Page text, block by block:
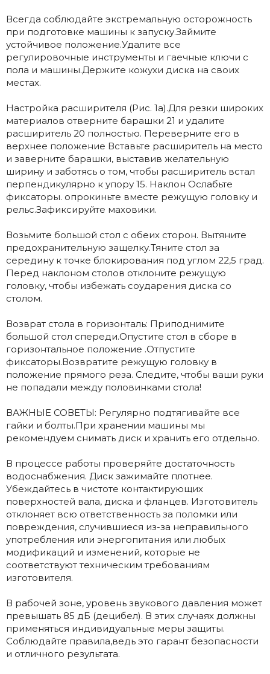
Всегда соблюдайте экстремальную осторожность
при подготовке машины к запуску.Займите
устойчивое положение.Удалите все
регулировочные инструменты и гаечные ключи с
пола и машины.Держите кожухи диска на своих
местах.
Настройка расширителя (Рис. 1a).Для резки широких
материалов отверните барашки 21 и удалите
расширитель 20 полностью. Переверните его в
верхнее положение Вставьте расширитель на место
и заверните барашки, выставив желательную
ширину и заботясь о том, чтобы расширитель встал
перпендикулярно к упору 15. Наклон Ослабьте
фиксаторы. опрокиньте вместе режущую головку и
рельс.Зафиксируйте маховики.
Возьмите большой стол с обеих сторон. Вытяните
предохранительную защелку.Тяните стол за
середину к точке блокирования под углом 22,5 град.
Перед наклоном столов отклоните режущую
головку, чтобы избежать соударения диска со
столом.
Возврат стола в горизонталь: Приподнимите
большой стол спереди.Опустите стол в сборе в
горизонтальное положение .Отпустите
фиксаторы.Возвратите режущую головку в
положение прямого реза. Следите, чтобы ваши руки
не попадали между половинками стола!
ВАЖНЫЕ СОВЕТЫ: Регулярно подтягивайте все
гайки и болты.При хранении машины мы
рекомендуем снимать диск и хранить его отдельно.
В процессе работы проверяйте достаточность
водоснабжения. Диск зажимайте плотнее.
Убеждайтесь в чистоте контактирующих
поверхностей вала, диска и фланцев. Изготовитель
отклоняет всю ответственность за поломки или
повреждения, случившиеся из-за неправильного
употребления или энергопитания или любых
модификаций и изменений, которые не
соответствуют техническим требованиям
изготовителя.
В рабочей зоне, уровень звукового давления может
превышать 85 дБ (децибел). В этих случаях должны
применяться индивидуальные меры защиты.
Соблюдайте правила,ведь это гарант безопасности
и отличного результата.